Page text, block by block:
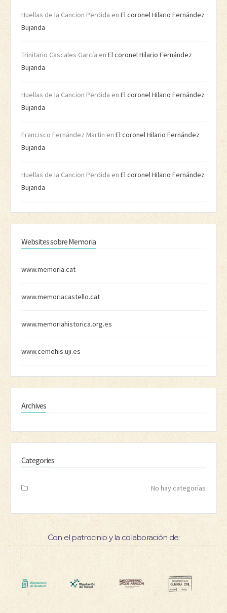
Huellas de la Cancion Perdida en El coronel Hilario Fernández
Bujanda
Trinitario Cascales García en El coronel Hilario Fernández
Bujanda
Huellas de la Cancion Perdida en El coronel Hilario Fernández
Bujanda
Francisco Fernández Martin en El coronel Hilario Fernández
Bujanda
Huellas de la Cancion Perdida en El coronel Hilario Fernández
Bujanda
Websites sobre Memoria
www.memoria.cat
www.memoriacastello.cat
www.memoriahistorica.org.es
www.cemehis.uji.es
Archives
Categories
No hay categorías
Con el patrocinio y la colaboración de: